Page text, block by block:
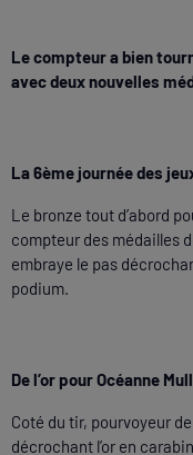
Le compteur a bien
avec deux nouvelles
La 6ème journée des
Le bronze tout d’abord
compteur des médailles
embraye le pas
podium.
De l’or pour Océanne
Coté du tir, pourvoyeur
décrochant l’or en